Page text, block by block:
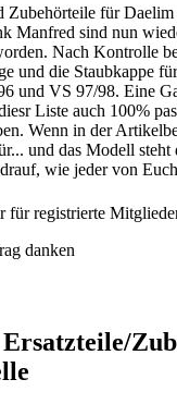
Zubehörteile für
Manfred sind nun
Nach Kontrolle
und die Staubkappe
und VS 97/98. Eine
Liste auch 100%
Wenn in der
und das Modell steht
wie jeder von
für registrierte
danken
Ersatzteile/